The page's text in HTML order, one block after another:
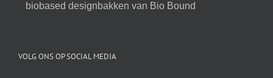
biobased designbakken van Bio Bound
VOLG ONS OP SOCIAL MEDIA